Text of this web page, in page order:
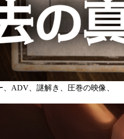
ADV、謎解き、圧巻の映像、